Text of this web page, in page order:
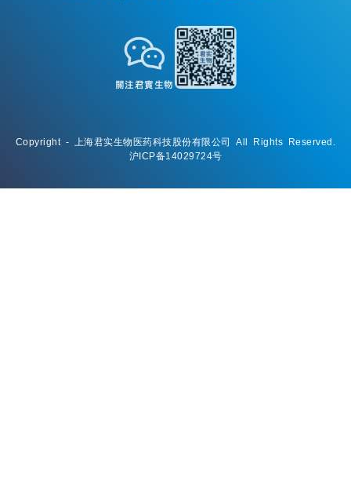
關注君實生物
Copyright - 上海君实生物医药科技股份有限公司 All Rights Reserved.
沪ICP备14029724号